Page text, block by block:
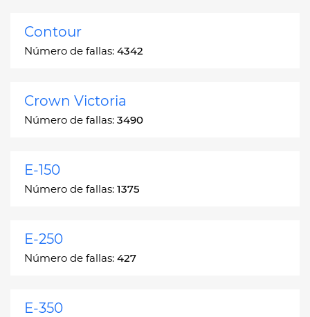
Contour
Número de fallas: 4342
Crown Victoria
Número de fallas: 3490
E-150
Número de fallas: 1375
E-250
Número de fallas: 427
E-350